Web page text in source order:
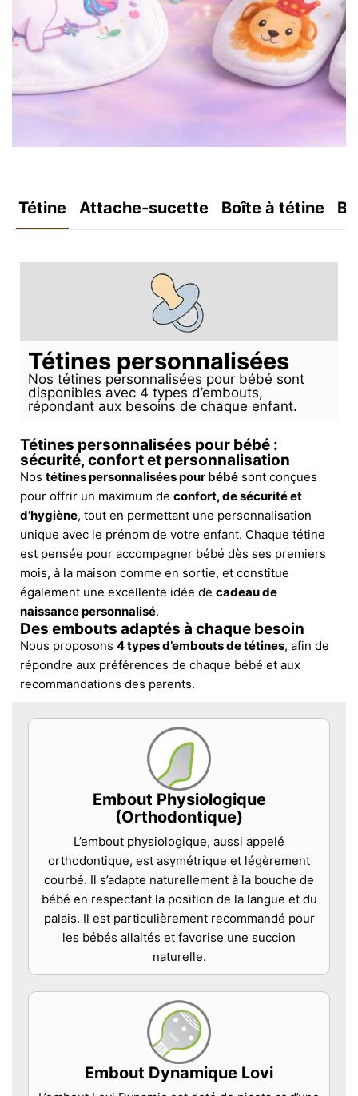
Tétine Attache-sucette Boîte à tétine
Tétines personnalisées
Nos tétines personnalisées pour bébé sont
disponibles avec 4 types d’embouts,
répondant aux besoins de chaque enfant.
Tétines personnalisées pour bébé :
sécurité, confort et personnalisation
Nos tétines personnalisées pour bébé sont conçues
pour offrir un maximum de confort, de sécurité et
d’hygiène, tout en permettant une personnalisation
unique avec le prénom de votre enfant. Chaque tétine
est pensée pour accompagner bébé dès ses premiers
mois, à la maison comme en sortie, et constitue
également une excellente idée de cadeau de
naissance personnalisé.
Des embouts adaptés à chaque besoin
Nous proposons 4 types d’embouts de tétines, afin de
répondre aux préférences de chaque bébé et aux
recommandations des parents.
Embout Physiologique
(Orthodontique)
L’embout physiologique, aussi appelé
orthodontique, est asymétrique et légèrement
courbé. Il s’adapte naturellement à la bouche de
bébé en respectant la position de la langue et du
palais. Il est particulièrement recommandé pour
les bébés allaités et favorise une succion
naturelle.
Embout Dynamique Lovi